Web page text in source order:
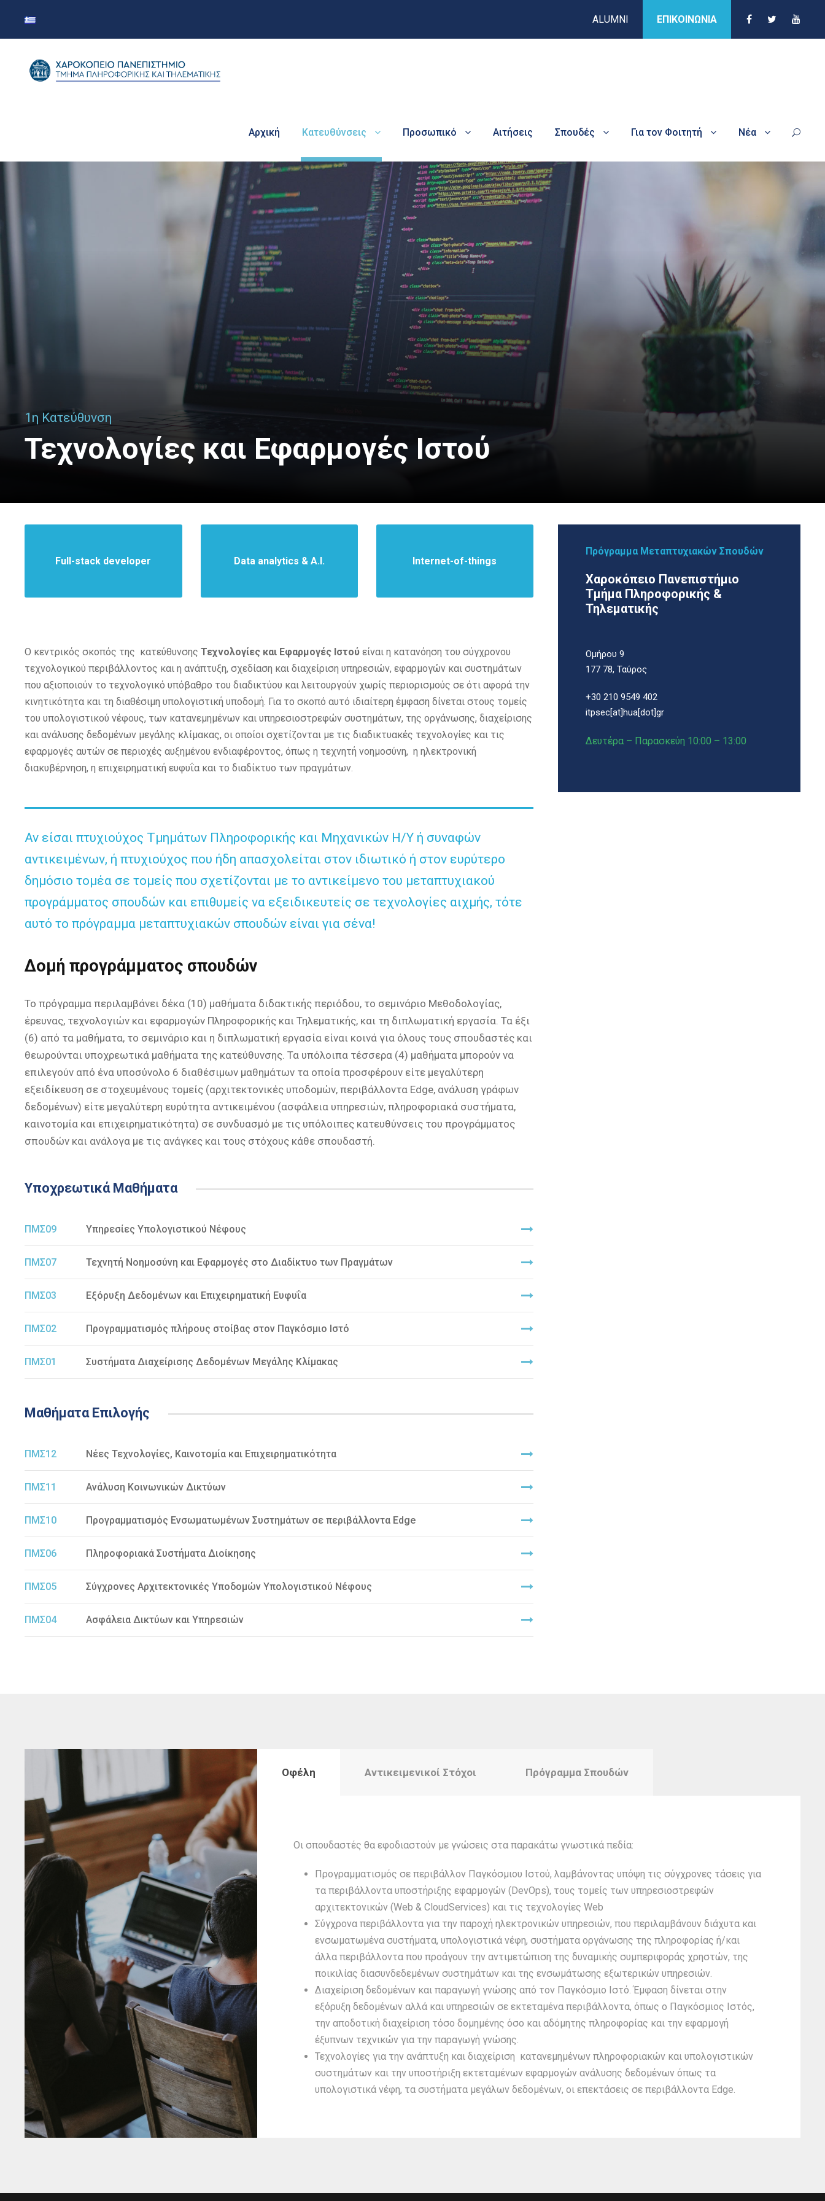
ALUMNI ΕΠΙΚΟΙΝΩΝΙΑ
Αρχική Κατευθύνσεις Προσωπικό Αιτήσεις Σπουδές Για τον Φοιτητή Νέα
1η Κατεύθυνση
Τεχνολογίες και Εφαρμογές Ιστού
Full-stack developer Data analytics & A.I. Internet-of-things
Ο κεντρικός σκοπός της κατεύθυνσης Τεχνολογίες και Εφαρμογές Ιστού είναι η κατανόηση του σύγχρονου
τεχνολογικού περιβάλλοντος και η ανάπτυξη, σχεδίαση και διαχείριση υπηρεσιών, εφαρμογών και συστημάτων
που αξιοποιούν το τεχνολογικό υπόβαθρο του διαδικτύου και λειτουργούν χωρίς περιορισμούς σε ότι αφορά την
κινητικότητα και τη διαθέσιμη υπολογιστική υποδομή. Για το σκοπό αυτό ιδιαίτερη έμφαση δίνεται στους τομείς
του υπολογιστικού νέφους, των κατανεμημένων και υπηρεσιοστρεφών συστημάτων, της οργάνωσης, διαχείρισης
και ανάλυσης δεδομένων μεγάλης κλίμακας, οι οποίοι σχετίζονται με τις διαδικτυακές τεχνολογίες και τις
εφαρμογές αυτών σε περιοχές αυξημένου ενδιαφέροντος, όπως η τεχνητή νοημοσύνη, η ηλεκτρονική
διακυβέρνηση, η επιχειρηματική ευφυΐα και το διαδίκτυο των πραγμάτων.
Αν είσαι πτυχιούχος Τμημάτων Πληροφορικής και Μηχανικών Η/Υ ή συναφών
αντικειμένων, ή πτυχιούχος που ήδη απασχολείται στον ιδιωτικό ή στον ευρύτερο
δημόσιο τομέα σε τομείς που σχετίζονται με το αντικείμενο του μεταπτυχιακού
προγράμματος σπουδών και επιθυμείς να εξειδικευτείς σε τεχνολογίες αιχμής, τότε
αυτό το πρόγραμμα μεταπτυχιακών σπουδών είναι για σένα!
Δομή προγράμματος σπουδών
Το πρόγραμμα περιλαμβάνει δέκα (10) μαθήματα διδακτικής περιόδου, το σεμινάριο Μεθοδολογίας,
έρευνας, τεχνολογιών και εφαρμογών Πληροφορικής και Τηλεματικής, και τη διπλωματική εργασία. Τα έξι
(6) από τα μαθήματα, το σεμινάριο και η διπλωματική εργασία είναι κοινά για όλους τους σπουδαστές και
θεωρούνται υποχρεωτικά μαθήματα της κατεύθυνσης. Τα υπόλοιπα τέσσερα (4) μαθήματα μπορούν να
επιλεγούν από ένα υποσύνολο 6 διαθέσιμων μαθημάτων τα οποία προσφέρουν είτε μεγαλύτερη
εξειδίκευση σε στοχευμένους τομείς (αρχιτεκτονικές υποδομών, περιβάλλοντα Edge, ανάλυση γράφων
δεδομένων) είτε μεγαλύτερη ευρύτητα αντικειμένου (ασφάλεια υπηρεσιών, πληροφοριακά συστήματα,
καινοτομία και επιχειρηματικότητα) σε συνδυασμό με τις υπόλοιπες κατευθύνσεις του προγράμματος
σπουδών και ανάλογα με τις ανάγκες και τους στόχους κάθε σπουδαστή.
Υποχρεωτικά Μαθήματα
ΠΜΣ09 Υπηρεσίες Υπολογιστικού Νέφους
ΠΜΣ07 Τεχνητή Νοημοσύνη και Εφαρμογές στο Διαδίκτυο των Πραγμάτων
ΠΜΣ03 Εξόρυξη Δεδομένων και Επιχειρηματική Ευφυΐα
ΠΜΣ02 Προγραμματισμός πλήρους στοίβας στον Παγκόσμιο Ιστό
ΠΜΣ01 Συστήματα Διαχείρισης Δεδομένων Μεγάλης Κλίμακας
Μαθήματα Επιλογής
ΠΜΣ12 Νέες Τεχνολογίες, Καινοτομία και Επιχειρηματικότητα
ΠΜΣ11 Ανάλυση Κοινωνικών Δικτύων
ΠΜΣ10 Προγραμματισμός Ενσωματωμένων Συστημάτων σε περιβάλλοντα Edge
ΠΜΣ06 Πληροφοριακά Συστήματα Διοίκησης
ΠΜΣ05 Σύγχρονες Αρχιτεκτονικές Υποδομών Υπολογιστικού Νέφους
ΠΜΣ04 Ασφάλεια Δικτύων και Υπηρεσιών
Πρόγραμμα Μεταπτυχιακών Σπουδών
Χαροκόπειο Πανεπιστήμιο
Τμήμα Πληροφορικής &
Τηλεματικής
Ομήρου 9
177 78, Ταύρος
+30 210 9549 402
itpsec[at]hua[dot]gr
Δευτέρα – Παρασκεύη 10:00 – 13:00
Οφέλη Αντικειμενικοί Στόχοι Πρόγραμμα Σπουδών
Οι σπουδαστές θα εφοδιαστούν με γνώσεις στα παρακάτω γνωστικά πεδία:
Προγραμματισμός σε περιβάλλον Παγκόσμιου Ιστού, λαμβάνοντας υπόψη τις σύγχρονες τάσεις για
τα περιβάλλοντα υποστήριξης εφαρμογών (DevOps), τους τομείς των υπηρεσιοστρεφών
αρχιτεκτονικών (Web & CloudServices) και τις τεχνολογίες Web
Σύγχρονα περιβάλλοντα για την παροχή ηλεκτρονικών υπηρεσιών, που περιλαμβάνουν διάχυτα και
ενσωματωμένα συστήματα, υπολογιστικά νέφη, συστήματα οργάνωσης της πληροφορίας ή/και
άλλα περιβάλλοντα που προάγουν την αντιμετώπιση της δυναμικής συμπεριφοράς χρηστών, της
ποικιλίας διασυνδεδεμένων συστημάτων και της ενσωμάτωσης εξωτερικών υπηρεσιών.
Διαχείριση δεδομένων και παραγωγή γνώσης από τον Παγκόσμιο Ιστό. Έμφαση δίνεται στην
εξόρυξη δεδομένων αλλά και υπηρεσιών σε εκτεταμένα περιβάλλοντα, όπως ο Παγκόσμιος Ιστός,
την αποδοτική διαχείριση τόσο δομημένης όσο και αδόμητης πληροφορίας και την εφαρμογή
έξυπνων τεχνικών για την παραγωγή γνώσης.
Τεχνολογίες για την ανάπτυξη και διαχείριση κατανεμημένων πληροφοριακών και υπολογιστικών
συστημάτων και την υποστήριξη εκτεταμένων εφαρμογών ανάλυσης δεδομένων όπως τα
υπολογιστικά νέφη, τα συστήματα μεγάλων δεδομένων, οι επεκτάσεις σε περιβάλλοντα Edge.